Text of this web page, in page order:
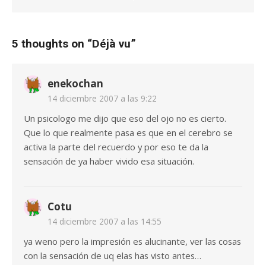
5 thoughts on “Déjà vu”
enekochan
14 diciembre 2007 a las 9:22
Un psicologo me dijo que eso del ojo no es cierto.
Que lo que realmente pasa es que en el cerebro se
activa la parte del recuerdo y por eso te da la
sensación de ya haber vivido esa situación.
Cotu
14 diciembre 2007 a las 14:55
ya weno pero la impresión es alucinante, ver las cosas
con la sensación de uq elas has visto antes…